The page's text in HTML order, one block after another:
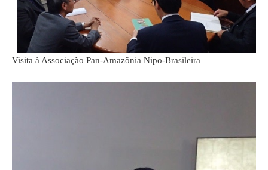
Visita à Associação Pan-Amazônia Nipo-Brasileira